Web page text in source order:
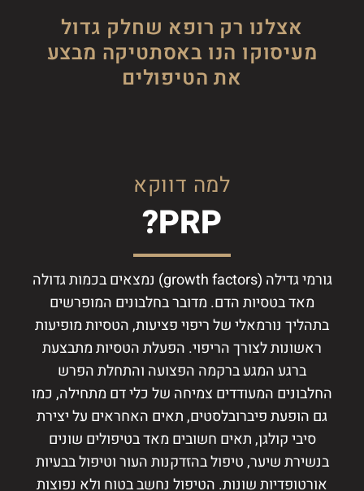
אצלנו רק רופא שחלק גדול
מעיסוקו הנו באסתטיקה מבצע
את הטיפולים
למה דווקא
PRP?
גורמי גדילה (growth factors) נמצאים בכמות גדולה
מאד בטסיות הדם. מדובר בחלבונים המופרשים
בתהליך נורמאלי של ריפוי פציעות, הטסיות מופיעות
ראשונות לצורך הריפוי. הפעלת הטסיות מתבצעת
ברגע המגע ברקמה הפצועה והתחלת הפרש
החלבונים המעודדים צמיחה של כלי דם מתחילה, כמו
גם הופעת פיברובלסטים, תאים האחראים על יצירת
סיבי קולגן, תאים חשובים מאד בטיפולים שונים
בנשירת שיער, טיפול בהזדקנות העור וטיפול בבעיות
אורטופדיות שונות. הטיפול נחשב בטוח ולא נפוצות